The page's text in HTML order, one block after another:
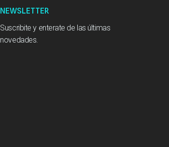
NEWSLETTER
Suscribite y enterate de las últimas
novedades.